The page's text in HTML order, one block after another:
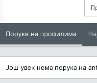
Поруке на профилима
Још увек нема порука на